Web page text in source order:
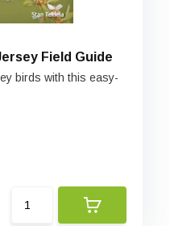
Field Guide
birds with this easy-